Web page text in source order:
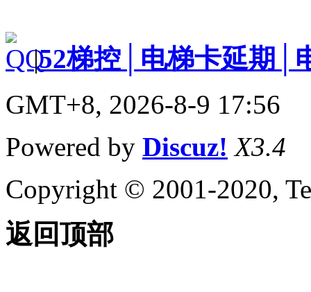
|52梯控│电梯卡延期│
GMT+8, 2026-8-9 17:56
Powered by Discuz! X3.4
Copyright © 2001-2020,
返回顶部